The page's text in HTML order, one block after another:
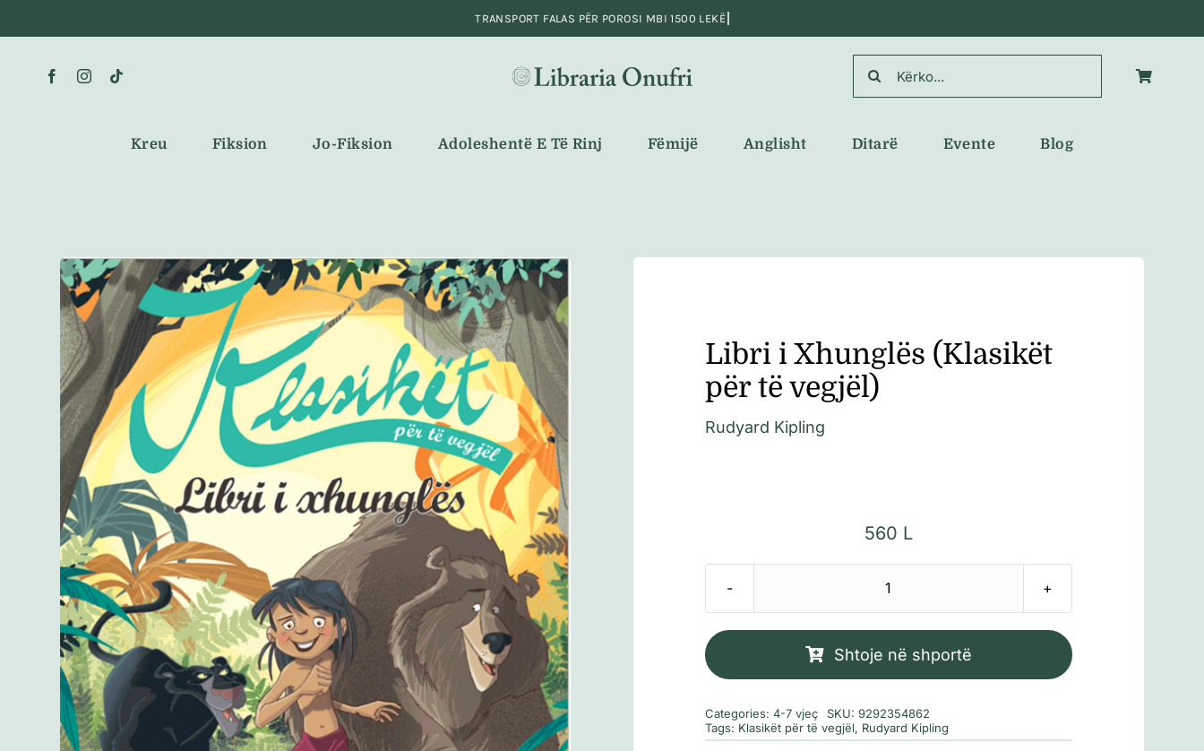
to
content
Search
for:
Kreu Fiksion Jo-Fiksion Adoleshentë E Të Rinj Fëmijë Anglisht Ditarë Evente Blog
Libri i Xhunglës (Klasikët
për të vegjël)
Rudyard Kipling
560 L
Sasi
i
për
Shtoje në shportë
Categories: 4-7 vjeç SKU: 9292354862
Tags: Klasikët për të vegjël, Rudyard Kipling